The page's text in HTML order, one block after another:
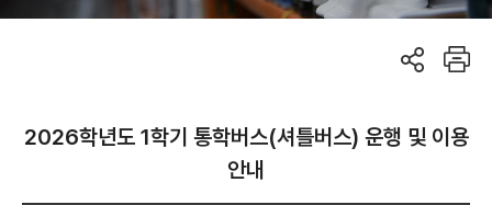
2026학년도 1학기 통학버스(셔틀버스) 운행 및 이용
안내